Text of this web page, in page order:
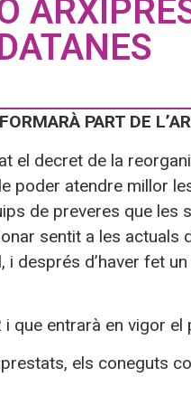
PART DE
el decret de la
poder atendre millor
de preveres que
sentit a les
i després d’haver fet
que entrarà en vigor
els coneguts